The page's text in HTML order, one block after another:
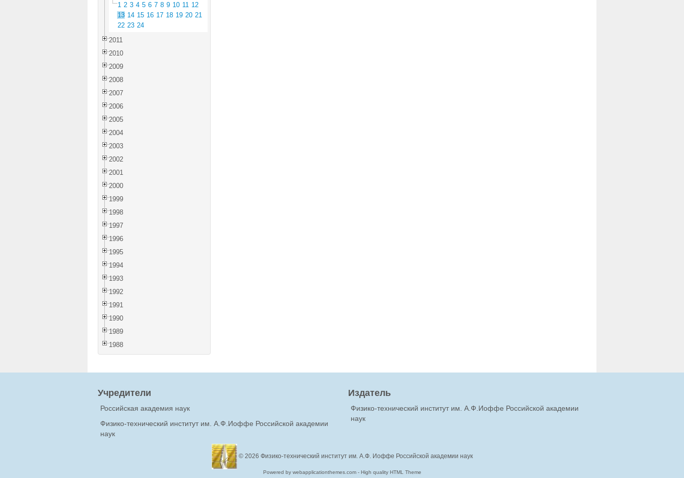
1 2 3 4 5 6 7 8 9 10 11 12
13 14 15 16 17 18 19 20 21
22 23 24
2011
2010
2009
2008
2007
2006
2005
2004
2003
2002
2001
2000
1999
1998
1997
1996
1995
1994
1993
1992
1991
1990
1989
1988
Учредители
Российская академия наук
Физико-технический институт им. А.Ф.Иоффе Российской академии
наук
Издатель
Физико-технический институт им. А.Ф.Иоффе Российской академии
наук
© 2026 Физико-технический институт им. А.Ф. Иоффе Российской академии наук
Powered by webapplicationthemes.com - High quality HTML Theme